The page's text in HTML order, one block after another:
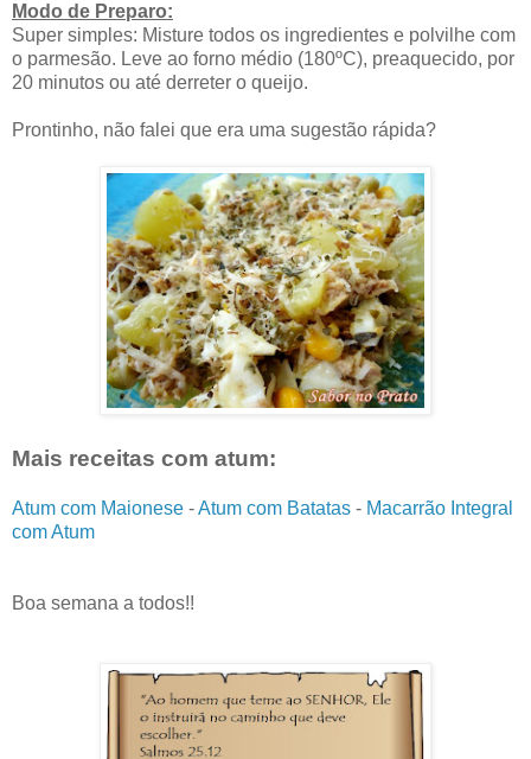
Modo de Preparo:
Super simples: Misture todos os ingredientes e polvilhe com
o parmesão. Leve ao forno médio (180ºC), preaquecido, por
20 minutos ou até derreter o queijo.
Prontinho, não falei que era uma sugestão rápida?
Mais receitas com atum:
Atum com Maionese -Atum com Batatas - Macarrão Integral
com Atum
Boa semana a todos!!